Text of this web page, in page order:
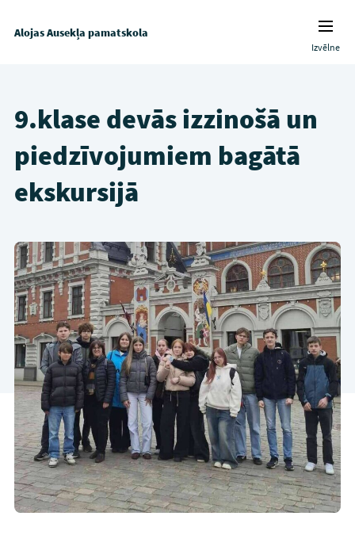
Alojas Ausekļa pamatskola
Izvēlne
9.klase devās izzinošā un
piedzīvojumiem bagātā
ekskursijā